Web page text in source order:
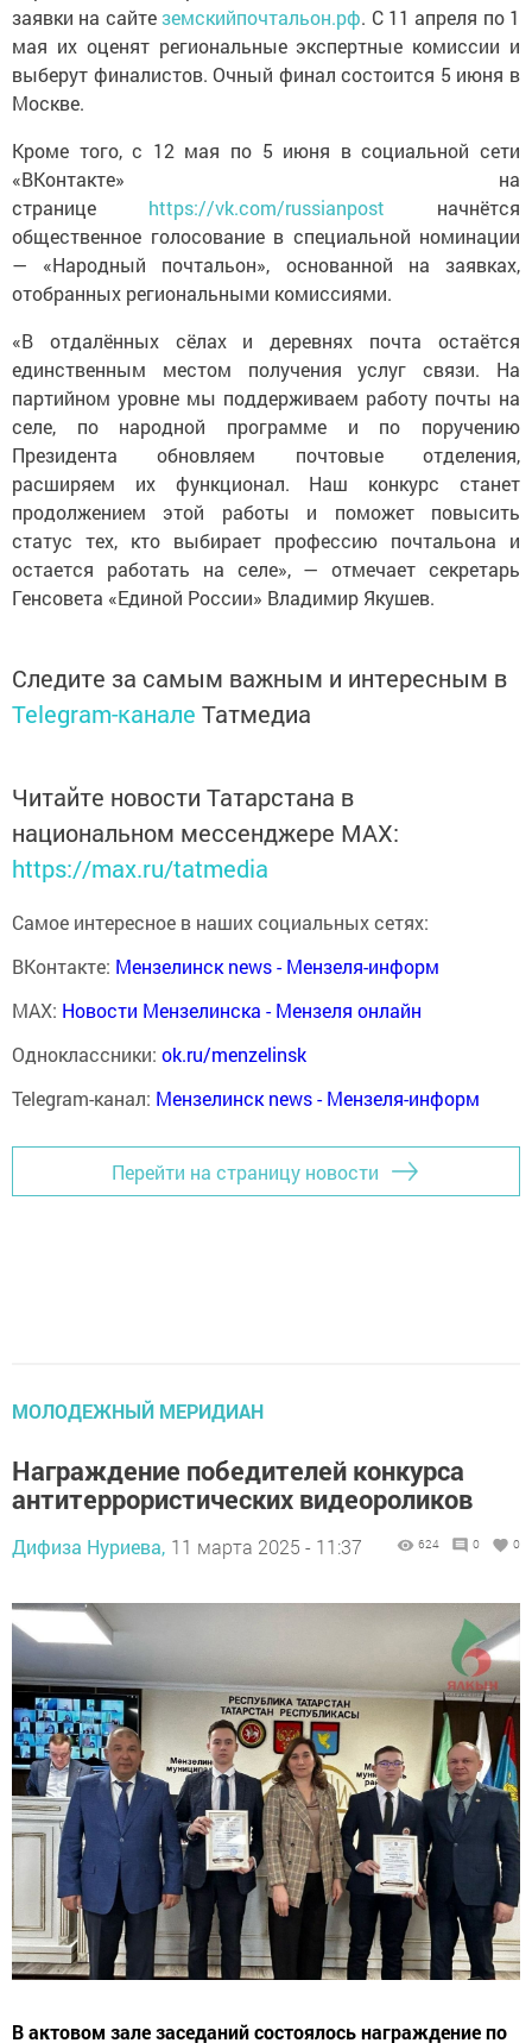
заявки на сайтеземскийпочтальон.рф. С 11 апреля по 1
мая их оценят региональные экспертные комиссии и
выберут финалистов. Очный финал состоится 5 июня в
Москве.
Кроме того, с 12 мая по 5 июня в социальной сети
«ВКонтакте» на
странице https://vk.com/russianpost начнётся
общественное голосование в специальной номинации
— «Народный почтальон», основанной на заявках,
отобранных региональными комиссиями.
«В отдалённых сёлах и деревнях почта остаётся
единственным местом получения услуг связи. На
партийном уровне мы поддерживаем работу почты на
селе, по народной программе и по поручению
Президента обновляем почтовые отделения,
расширяем их функционал. Наш конкурс станет
продолжением этой работы и поможет повысить
статус тех, кто выбирает профессию почтальона и
остается работать на селе», — отмечает секретарь
Генсовета «Единой России» Владимир Якушев.
Следите за самым важным и интересным в
Telegram-канале Татмедиа
Читайте новости Татарстана в
национальном мессенджере MАХ:
https://max.ru/tatmedia
Самое интересное в наших социальных сетях:
ВКонтакте: Мензелинск news - Мензеля-информ
MAX: Новости Мензелинска - Мензеля онлайн
Одноклассники: ok.ru/menzelinsk
Telegram-канал: Мензелинск news - Мензеля-информ
Перейти на страницу новости
МОЛОДЕЖНЫЙ МЕРИДИАН
Награждение победителей конкурса
антитеррористических видеороликов
Дифиза Нуриева, 11 марта 2025 - 11:37 624 0 0
В актовом зале заседаний состоялось награждение по